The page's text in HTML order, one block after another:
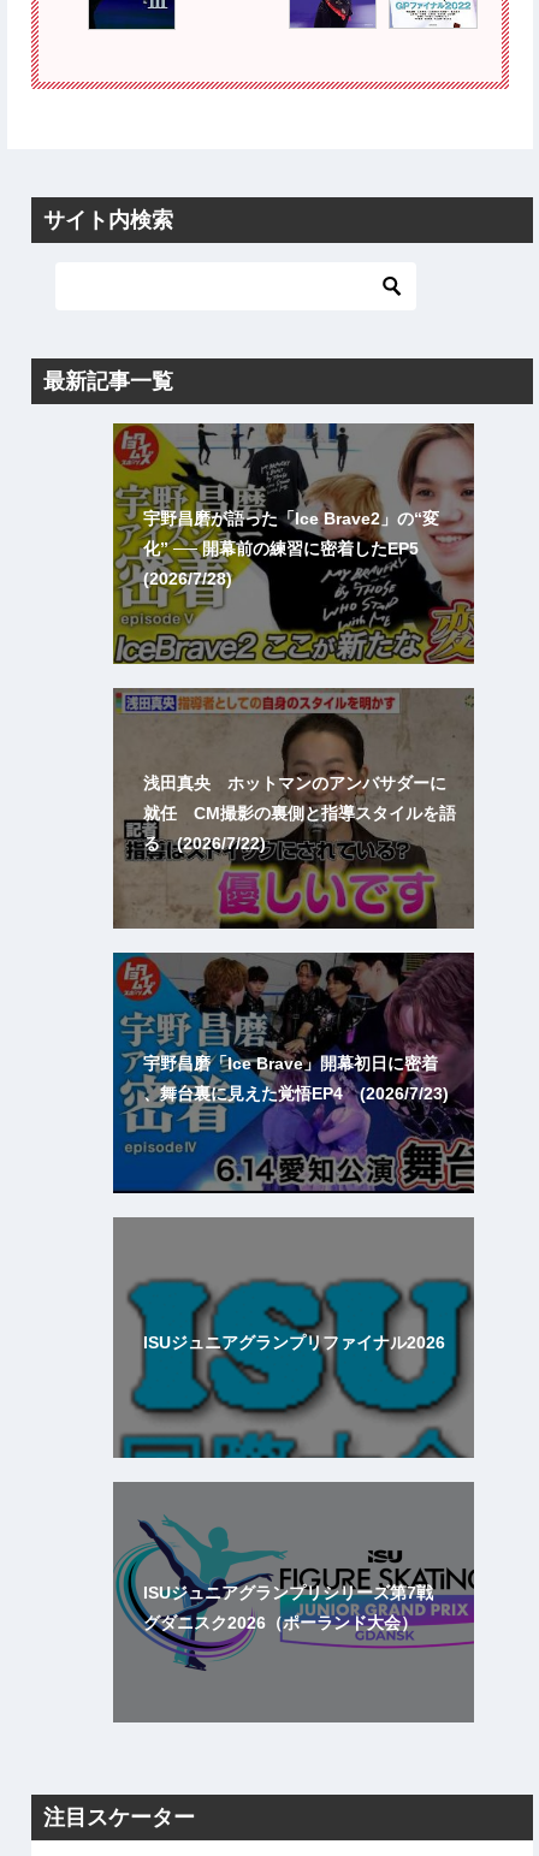
サイト内検索
最新記事一覧
宇野昌磨が語った「Ice Brave2」の“変
化” ── 開幕前の練習に密着したEP5
(2026/7/28)
浅田真央 ホットマンのアンバサダーに
就任 CM撮影の裏側と指導スタイルを語
る (2026/7/22)
宇野昌磨「Ice Brave」開幕初日に密着
、舞台裏に見えた覚悟EP4 (2026/7/23)
ISUジュニアグランプリファイナル2026
ISUジュニアグランプリシリーズ第7戦
グダニスク2026（ポーランド大会）
注目スケーター